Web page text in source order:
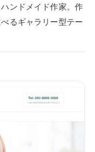
ンドメイド作家。作
るギャラリー型テー